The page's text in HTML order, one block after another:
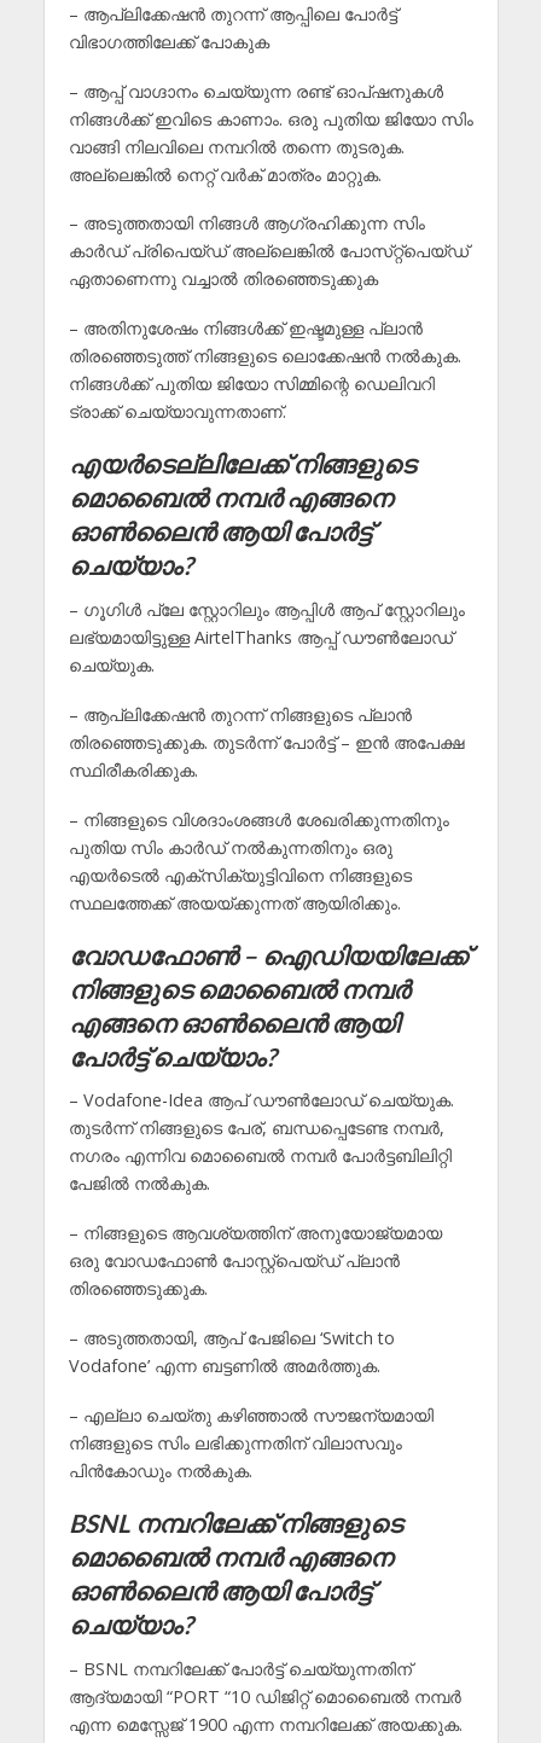
– ആപ്ലിക്കേഷൻ തുറന്ന് ആപ്പിലെ പോർട്ട്
വിഭാഗത്തിലേക്ക് പോകുക
– ആപ്പ് വാഗ്ദാനം ചെയ്യുന്ന രണ്ട് ഓപ്ഷനുകൾ
നിങ്ങൾക്ക് ഇവിടെ കാണാം. ഒരു പുതിയ ജിയോ സിം
വാങ്ങി നിലവിലെ നമ്പറിൽ തന്നെ തുടരുക.
അല്ലെങ്കിൽ നെറ്റ് വർക് മാത്രം മാറ്റുക.
– അടുത്തതായി നിങ്ങൾ ആഗ്രഹിക്കുന്ന സിം
കാർഡ് പ്രിപെയ്ഡ് അല്ലെങ്കിൽ പോസ്‌റ്റ്പെയ്ഡ്
ഏതാണെന്നു വച്ചാൽ തിരഞ്ഞെടുക്കുക
– അതിനുശേഷം നിങ്ങൾക്ക് ഇഷ്ടമുള്ള പ്ലാൻ
തിരഞ്ഞെടുത്ത് നിങ്ങളുടെ ലൊക്കേഷൻ നൽകുക.
നിങ്ങൾക്ക് പുതിയ ജിയോ സിമ്മിന്റെ ഡെലിവറി
ട്രാക്ക് ചെയ്യാവുന്നതാണ്.
എയർടെല്ലിലേക്ക് നിങ്ങളുടെ
മൊബൈൽ നമ്പർ എങ്ങനെ
ഓൺലൈൻ ആയി പോർട്ട്
ചെയ്യാം?
– ഗൂഗിൾ പ്ലേ സ്റ്റോറിലും ആപ്പിൾ ആപ് സ്റ്റോറിലും
ലഭ്യമായിട്ടുള്ള AirtelThanks ആപ്പ് ഡൗൺലോഡ്
ചെയ്യുക.
– ആപ്ലിക്കേഷൻ തുറന്ന് നിങ്ങളുടെ പ്ലാൻ
തിരഞ്ഞെടുക്കുക. തുടർന്ന് പോർട്ട് – ഇൻ അപേക്ഷ
സ്ഥിരീകരിക്കുക.
– നിങ്ങളുടെ വിശദാംശങ്ങൾ ശേഖരിക്കുന്നതിനും
പുതിയ സിം കാർഡ് നൽകുന്നതിനും ഒരു
എയർടെൽ എക്സിക്യുട്ടിവിനെ നിങ്ങളുടെ
സ്ഥലത്തേക്ക് അയയ്ക്കുന്നത് ആയിരിക്കും.
വോഡഫോൺ – ഐഡിയയിലേക്ക്
നിങ്ങളുടെ മൊബൈൽ നമ്പർ
എങ്ങനെ ഓൺലൈൻ ആയി
പോർട്ട് ചെയ്യാം?
– Vodafone-Idea ആപ് ഡൗൺലോഡ് ചെയ്യുക.
തുടർന്ന് നിങ്ങളുടെ പേര്, ബന്ധപ്പെടേണ്ട നമ്പർ,
നഗരം എന്നിവ മൊബൈൽ നമ്പർ പോർട്ടബിലിറ്റി
പേജിൽ നൽകുക.
– നിങ്ങളുടെ ആവശ്യത്തിന് അനുയോജ്യമായ
ഒരു വോഡഫോൺ പോസ്റ്റ്പെയ്ഡ് പ്ലാൻ
തിരഞ്ഞെടുക്കുക.
– അടുത്തതായി, ആപ് പേജിലെ ‘Switch to
Vodafone’ എന്ന ബട്ടണിൽ അമർത്തുക.
– എല്ലാ ചെയ്തു കഴിഞ്ഞാൽ സൗജന്യമായി
നിങ്ങളുടെ സിം ലഭിക്കുന്നതിന് വിലാസവും
പിൻകോഡും നൽകുക.
BSNL നമ്പറിലേക്ക് നിങ്ങളുടെ
മൊബൈൽ നമ്പർ എങ്ങനെ
ഓൺലൈൻ ആയി പോർട്ട്
ചെയ്യാം?
– BSNL നമ്പറിലേക്ക് പോർട്ട് ചെയ്യുന്നതിന്
ആദ്യമായി “PORT “10 ഡിജിറ്റ് മൊബൈൽ നമ്പർ
എന്ന മെസ്സേജ് 1900 എന്ന നമ്പറിലേക്ക് അയക്കുക.